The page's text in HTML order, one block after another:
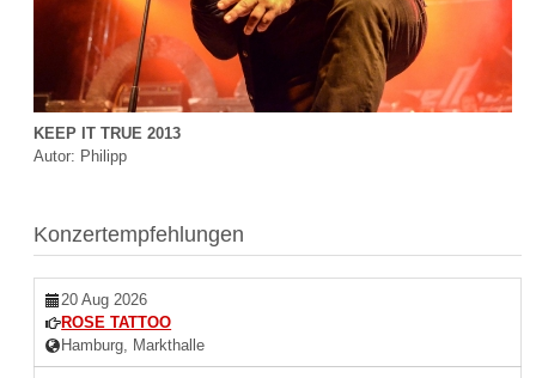
KEEP IT TRUE 2013
Autor: Philipp
Konzertempfehlungen
20 Aug 2026
ROSE TATTOO
Hamburg, Markthalle